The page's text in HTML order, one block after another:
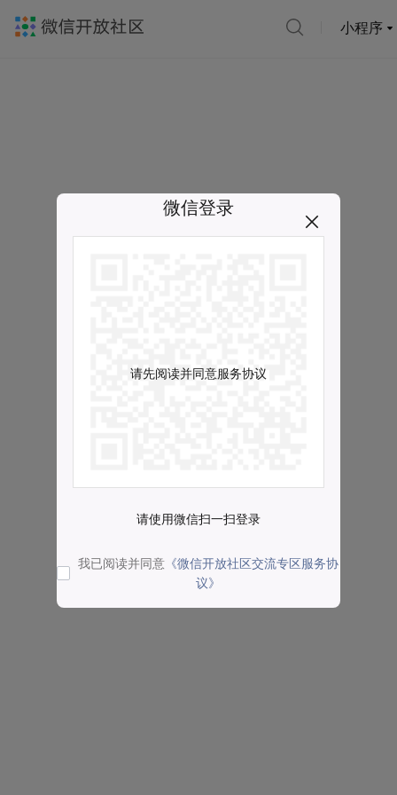
小程序
微信登录
请先阅读并同意服务协议
请使用微信扫一扫登录
我已阅读并同意 《微信开放社区交流专区服务协
议》